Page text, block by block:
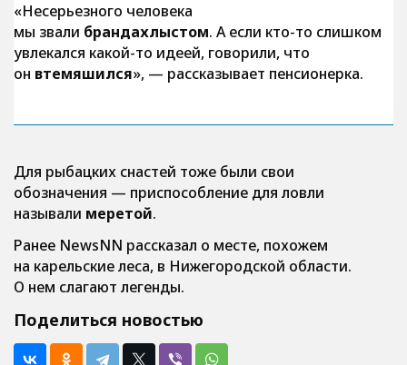
«Несерьезного человека
мы звали брандахлыстом. А если кто-то слишком
увлекался какой-то идеей, говорили, что
он втемяшился», — рассказывает пенсионерка.
Для рыбацких снастей тоже были свои
обозначения — приспособление для ловли
называли меретой.
Ранее NewsNN рассказал о месте, похожем
на карельские леса, в Нижегородской области.
О нем слагают легенды.
Поделиться новостью